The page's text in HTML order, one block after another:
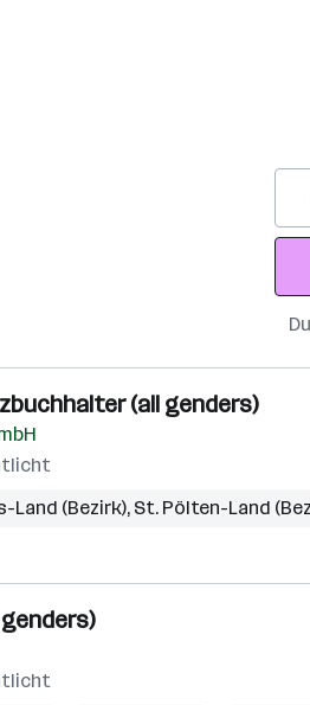
(all genders)
Land (Bezirk), St. Pölten-Land